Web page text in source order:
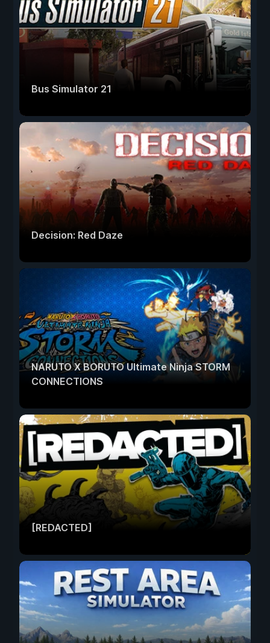
Bus Simulator 21
Decision: Red Daze
NARUTO X BORUTO Ultimate Ninja STORM
CONNECTIONS
[REDACTED]